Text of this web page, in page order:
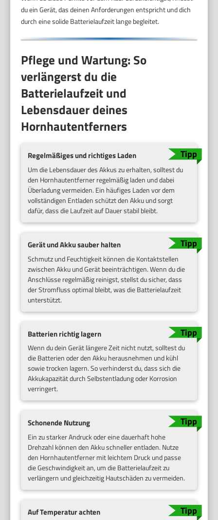
du ein Gerät, das deinen Anforderungen entspricht und dich
durch eine solide Batterielaufzeit lange begleitet.
Pflege und Wartung: So
verlängerst du die
Batterielaufzeit und
Lebensdauer deines
Hornhautentferners
Regelmäßiges und richtiges Laden
Um die Lebensdauer des Akkus zu erhalten, solltest du
den Hornhautentferner regelmäßig laden und dabei
Überladung vermeiden. Ein häufiges Laden vor dem
vollständigen Entladen schützt den Akku und sorgt
dafür, dass die Laufzeit auf Dauer stabil bleibt.
Gerät und Akku sauber halten
Schmutz und Feuchtigkeit können die Kontaktstellen
zwischen Akku und Gerät beeinträchtigen. Wenn du die
Anschlüsse regelmäßig reinigst, stellst du sicher, dass
der Stromfluss optimal bleibt, was die Batterielaufzeit
unterstützt.
Batterien richtig lagern
Wenn du dein Gerät längere Zeit nicht nutzt, solltest du
die Batterien oder den Akku herausnehmen und kühl
sowie trocken lagern. So verhinderst du, dass sich die
Akkukapazität durch Selbstentladung oder Korrosion
verringert.
Schonende Nutzung
Ein zu starker Andruck oder eine dauerhaft hohe
Drehzahl können den Akku schneller entladen. Nutze
den Hornhautentferner mit leichtem Druck und passe
die Geschwindigkeit an, um die Batterielaufzeit zu
verlängern und gleichzeitig Hautschäden zu vermeiden.
Auf Temperatur achten